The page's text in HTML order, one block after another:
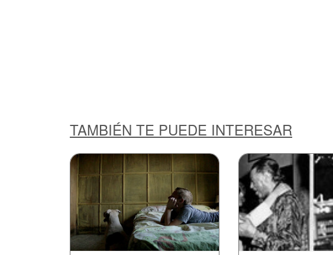
TAMBIÉN TE PUEDE INTERESAR